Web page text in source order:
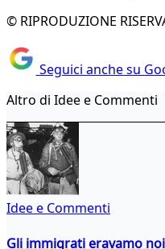
© RIPRODUZIONE
Seguici anche su
Altro di Idee e Commenti
Idee e Commenti
Gli immigrati eravamo